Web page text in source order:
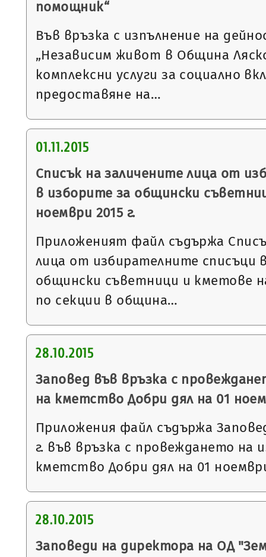
помощник“
Във връзка с изпълнение на
„Независим живот в Община
комплексни услуги за социално
предоставяне на…
01.11.2015
Списък на заличените лица от
в изборите за общински
ноември 2015 г.
Приложеният файл съдържа
лица от избирателните списъци
общински съветници и кметове
по секции в община…
28.10.2015
Заповед във връзка с
на кметство Добри дял на 01
Приложения файл съдържа
г. във връзка с провеждането на
кметство Добри дял на 01
28.10.2015
Заповеди на директора на ОД